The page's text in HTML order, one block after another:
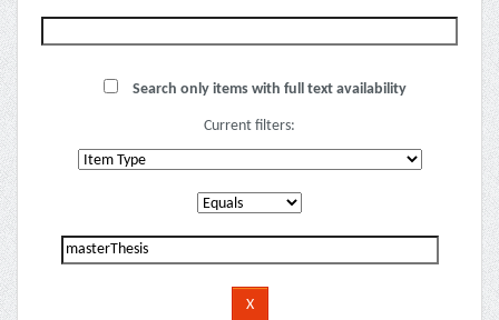
Search only items with full text availability
Current filters: